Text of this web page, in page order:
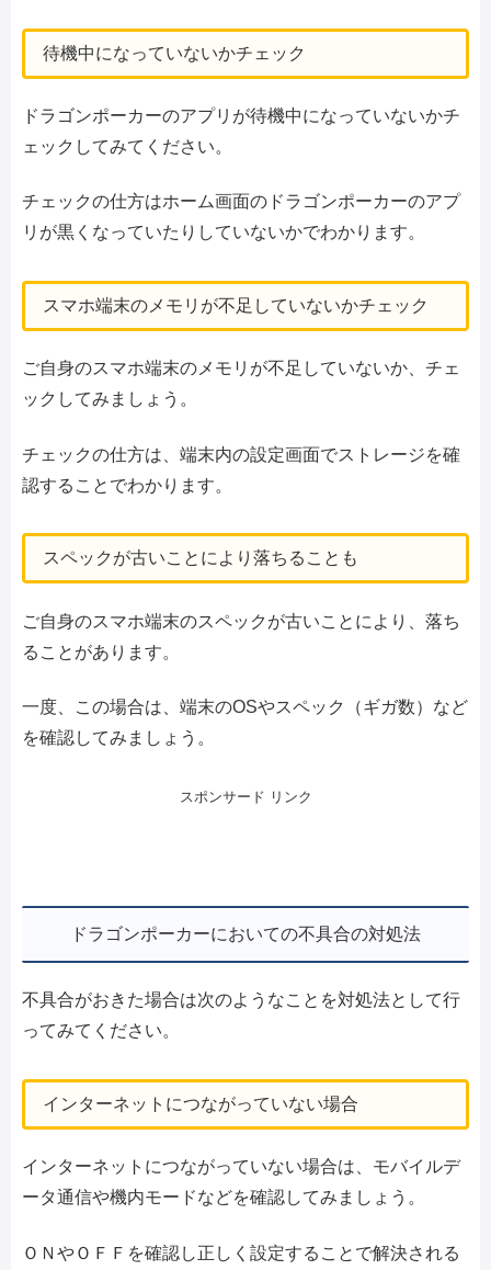
待機中になっていないかチェック
ドラゴンポーカーのアプリが待機中になっていないかチ
ェックしてみてください。
チェックの仕方はホーム画面のドラゴンポーカーのアプ
リが黒くなっていたりしていないかでわかります。
スマホ端末のメモリが不足していないかチェック
ご自身のスマホ端末のメモリが不足していないか、チェ
ックしてみましょう。
チェックの仕方は、端末内の設定画面でストレージを確
認することでわかります。
スペックが古いことにより落ちることも
ご自身のスマホ端末のスペックが古いことにより、落ち
ることがあります。
一度、この場合は、端末のOSやスペック（ギガ数）など
を確認してみましょう。
スポンサード リンク
ドラゴンポーカーにおいての不具合の対処法
不具合がおきた場合は次のようなことを対処法として行
ってみてください。
インターネットにつながっていない場合
インターネットにつながっていない場合は、モバイルデ
ータ通信や機内モードなどを確認してみましょう。
ＯＮやＯＦＦを確認し正しく設定することで解決される